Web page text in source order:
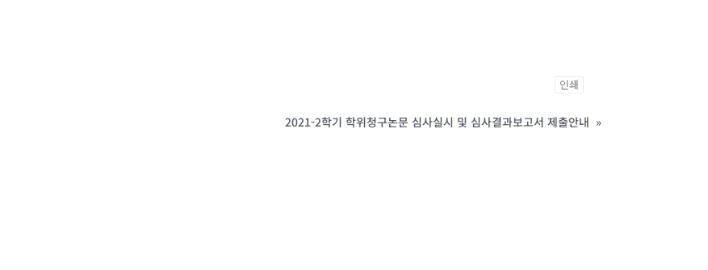
인쇄
2021-2학기 학위청구논문 심사실시 및 심사결과보고서 제출안내 »